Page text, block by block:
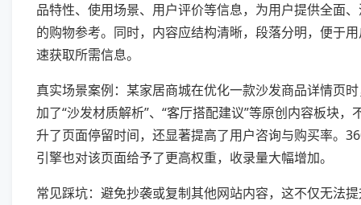
品特性、使用场景、用户评价等信息，为用户提供全面
的购物参考。同时，内容应结构清晰，段落分明，便于
速获取所需信息。
真实场景案例：某家居商城在优化一款沙发商品详情页
加了“沙发材质解析”、“客厅搭配建议”等原创内容板块，
升了页面停留时间，还显著提高了用户咨询与购买率。
引擎也对该页面给予了更高权重，收录量大幅增加。
常见踩坑：避免抄袭或复制其他网站内容，这不仅无法